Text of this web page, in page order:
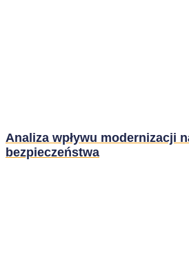
Analiza wpływu modernizacji
bezpieczeństwa